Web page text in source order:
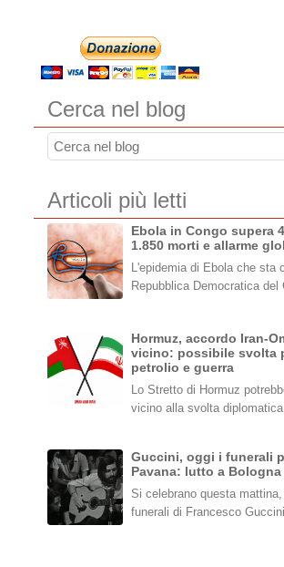
Cerca nel blog
Articoli più letti
Ebola in Congo supera
1.850 morti e allarme
L'epidemia di Ebola che sta
Repubblica Democratica
Hormuz, accordo Iran-
vicino: possibile svolta
petrolio e guerra
Lo Stretto di Hormuz
vicino alla svolta
Guccini, oggi i funerali
Pavana: lutto a Bologna
Si celebrano questa
funerali di Francesco